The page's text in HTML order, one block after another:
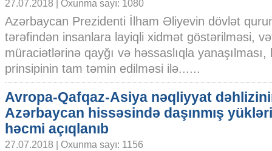
27.07.2018 | Oxunma sayı: 1080
Azərbaycan Prezidenti İlham Əliyevin dövlət
tərəfindən insanlara layiqli xidmət göstərilməsi,
müraciətlərinə qayğı və həssaslıqla
prinsipinin tam təmin edilməsi ilə......
Avropa-Qafqaz-Asiya nəqliyyat
Azərbaycan hissəsində daşınmış
həcmi açıqlanıb
27.07.2018 | Oxunma sayı: 1156